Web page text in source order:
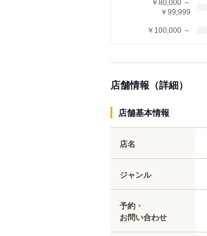
￥80,000 ～
￥99,999
￥100,000 ～
店舗情報（詳細）
店舗基本情報
店名
ジャンル
予約・
お問い合わせ